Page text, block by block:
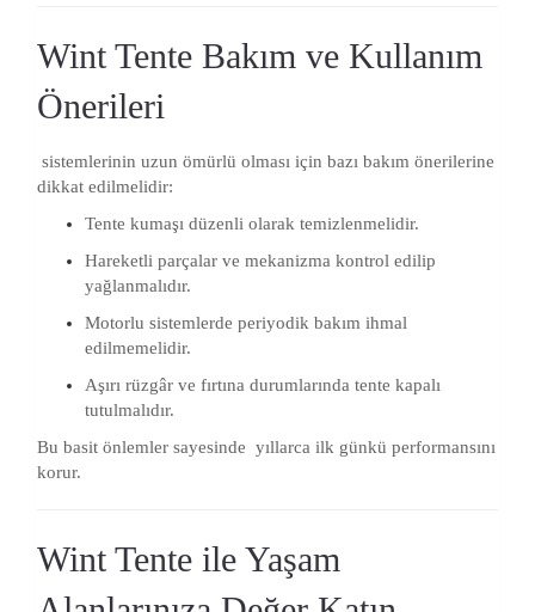
Wint Tente Bakım ve Kullanım
Önerileri
sistemlerinin uzun ömürlü olması için bazı bakım önerilerine
dikkat edilmelidir:
Tente kumaşı düzenli olarak temizlenmelidir.
Hareketli parçalar ve mekanizma kontrol edilip
yağlanmalıdır.
Motorlu sistemlerde periyodik bakım ihmal
edilmemelidir.
Aşırı rüzgâr ve fırtına durumlarında tente kapalı
tutulmalıdır.
Bu basit önlemler sayesinde yıllarca ilk günkü performansını
korur.
Wint Tente ile Yaşam